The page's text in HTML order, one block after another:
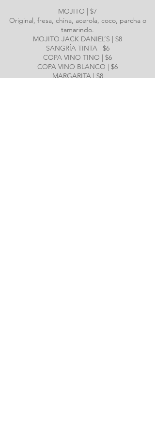
MOJITO | $7
Original, fresa, china, acerola, coco, parcha o
tamarindo.
MOJITO JACK DANIEL’S | $8
SANGRÍA TINTA | $6
COPA VINO TINO | $6
COPA VINO BLANCO | $6
MARGARITA | $8